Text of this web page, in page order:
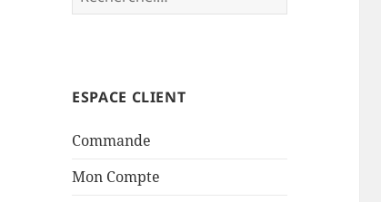
ESPACE CLIENT
Commande
Mon Compte